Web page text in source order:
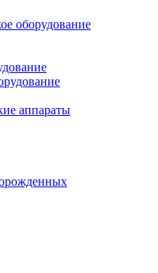
оборудование
аппараты